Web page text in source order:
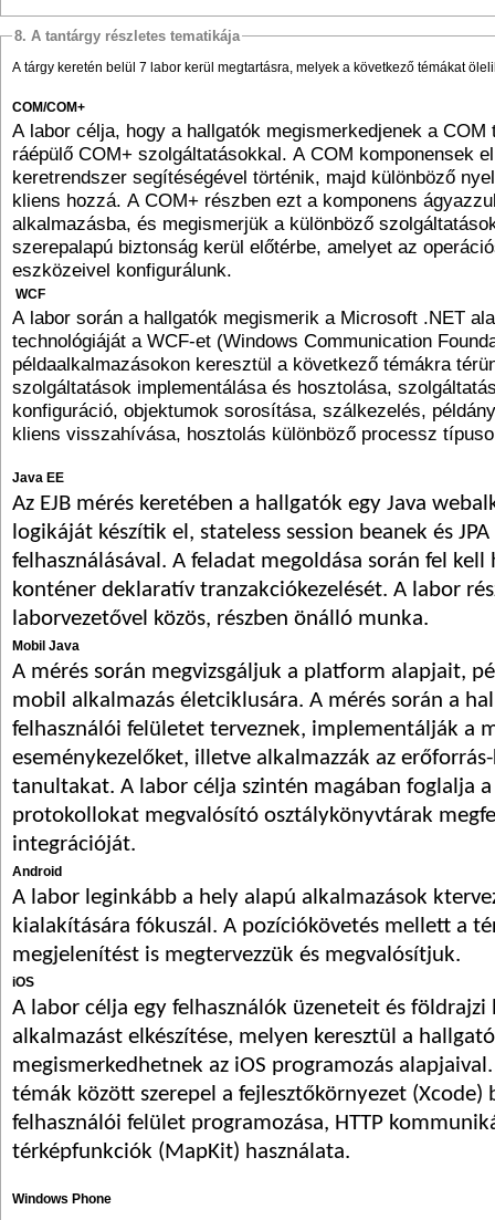
8. A tantárgy részletes tematikája
A tárgy keretén belül 7 labor kerül megtartásra, melyek a következő témákat
COM/COM+
A labor célja, hogy a hallgatók megismerkedjenek a COM
ráépülő COM+ szolgáltatásokkal. A COM komponensek
keretrendszer segítéségével történik, majd különböző
kliens hozzá. A COM+ részben ezt a komponens
alkalmazásba, és megismerjük a különböző
szerepalapú biztonság kerül előtérbe, amelyet az
eszközeivel konfigurálunk.
WCF
A labor során a hallgatók megismerik a Microsoft .NET
technológiáját a WCF-et (Windows Communication
példaalkalmazásokon keresztül a következő témákra
szolgáltatások implementálása és hosztolása,
konfiguráció, objektumok sorosítása, szálkezelés,
kliens visszahívása, hosztolás különböző processz
Java EE
Az EJB mérés keretében a hallgatók egy Java
logikáját készítik el, stateless session beanek és
felhasználásával. A feladat megoldása során fel kell
konténer deklaratív tranzakciókezelését. A labor
laborvezetővel közös, részben önálló munka.
Mobil Java
A mérés során megvizsgáljuk a platform alapjait,
mobil alkalmazás életciklusára. A mérés során a
felhasználói felületet terveznek, implementálják a
eseménykezelőket, illetve alkalmazzák az
tanultakat. A labor célja szintén magában foglalja
protokollokat megvalósító osztálykönyvtárak
integrációját.
Android
A labor leginkább a hely alapú alkalmazások
kialakítására fókuszál. A pozíciókövetés mellett a
megjelenítést is megtervezzük és megvalósítjuk.
iOS
A labor célja egy felhasználók üzeneteit és
alkalmazást elkészítése, melyen keresztül a
megismerkedhetnek az iOS programozás
témák között szerepel a fejlesztőkörnyezet (Xcode)
felhasználói felület programozása, HTTP
térképfunkciók (MapKit) használata.
Windows Phone